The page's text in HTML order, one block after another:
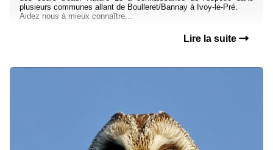
plusieurs communes allant de Boulleret/Bannay à Ivoy-le-Pré.
Aidez nous à mieux connaître...
Lire la suite